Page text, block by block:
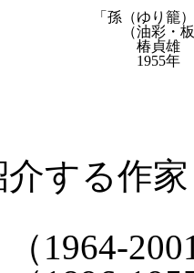
（ゆり籠）
油彩・板
貞雄
年
する作家
1964-